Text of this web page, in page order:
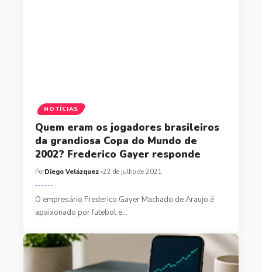
NOTÍCIAS
Quem eram os jogadores brasileiros
da grandiosa Copa do Mundo de
2002? Frederico Gayer responde
PorDiego Velázquez 22 de julho de 2021
O empresário Frederico Gayer Machado de Araujo é
apaixonado por futebol e…